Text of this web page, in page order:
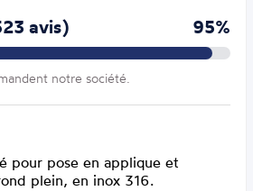
avis) 95%
notre société.
pour pose en applique et
plein, en inox 316.